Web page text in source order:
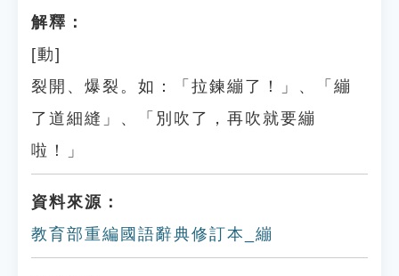
解釋：
[動]
裂開、爆裂。如：「拉鍊繃了！」、「繃
了道細縫」、「別吹了，再吹就要繃
啦！」
資料來源：
教育部重編國語辭典修訂本_繃